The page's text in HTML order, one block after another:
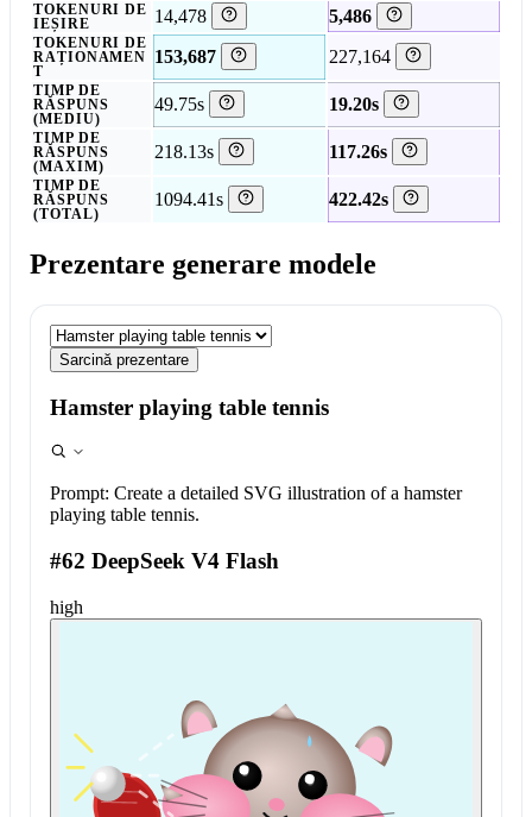
TOKENURI DE
IEȘIRE
14,478 5,486
TOKENURI DE
RAȚIONAMEN
T
153,687 227,164
TIMP DE
RĂSPUNS
(MEDIU)
49.75s 19.20s
TIMP DE
RĂSPUNS
(MAXIM)
218.13s 117.26s
TIMP DE
RĂSPUNS
(TOTAL)
1094.41s 422.42s
Prezentare generare modele
Sarcină prezentare
Hamster playing table tennis
Prompt: Create a detailed SVG illustration of a hamster
playing table tennis.
#62 DeepSeek V4 Flash
high